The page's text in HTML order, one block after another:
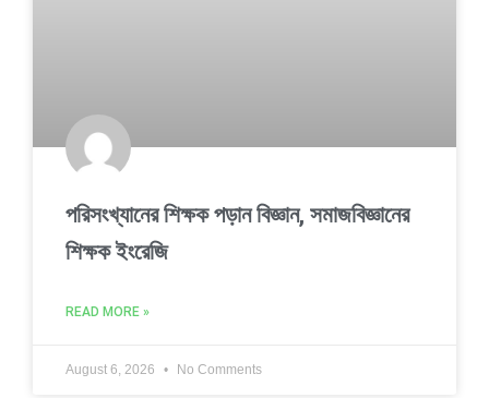
পরিসংখ্যানের শিক্ষক পড়ান বিজ্ঞান, সমাজবিজ্ঞানের
শিক্ষক ইংরেজি
READ MORE »
August 6, 2026 No Comments